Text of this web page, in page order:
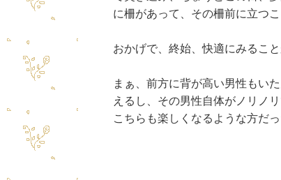
に柵があって、その柵前に立つこ
おかげで、 終始、快適にみるこ
まぁ、前方に背が高い男性もい
えるし、その男性自体がノリノ
こちらも楽しくなるような方だ